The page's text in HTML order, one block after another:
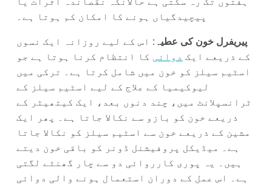
پیچیدگیاں ہونے کا امکان کم ہوتا ہے۔
پیریفرل خون کی عطیہ: اس کے لیے روزانہ ایک نسوں
کے ذریعے ایک دوائی کا انتظام کرنا ہوتا ہے جو
اسٹیم سیلز کو خون میں شامل کرتا ہے۔ ترکی میں
لیوکیمیا کے علاج کے لیے اسٹیم سیلز کے
ٹرانسپلانٹ میں، چند دنوں بعد، ایک کیتھیٹر کے
ذریعے خون کو بازو سے نکالا جاتا ہے۔ پھر ایک
مشین کے ذریعے خون سے اسٹیم سیلز کو نکالا جاتا
ہے۔ میڈیکل پروفیشنل ڈونر کو باقی خون دیتے
ہیں۔ یہ پوری کارروائی دو سے چار گھنٹے لگتی
ہے۔ اس عمل کے دوران استعمال ہونے والی دوائی